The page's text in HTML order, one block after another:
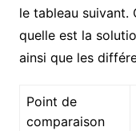
le tableau suivant.
quelle est la
ainsi que les
Point de
comparaison